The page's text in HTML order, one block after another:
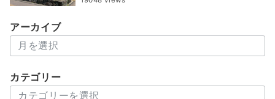
アーカイブ
ー
イ
カテゴリー